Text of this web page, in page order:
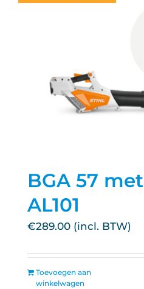
BGA 57
AL101
€289.00
Toevoegen aan
winkelwagen